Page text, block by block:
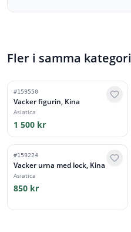
Fler i samma kategori
#159550
Vacker figurin, Kina
Asiatica
1 500 kr
#159224
Vacker urna med lock, Kina
Asiatica
850 kr